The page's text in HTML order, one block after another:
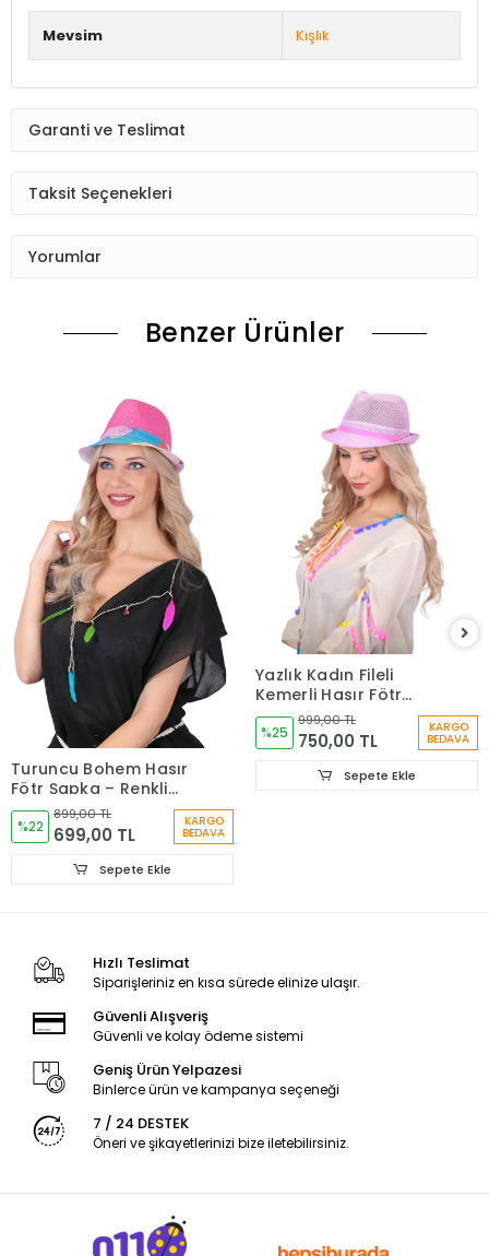
Mevsim Kışlık
Garanti ve Teslimat
Taksit Seçenekleri
Yorumlar
Benzer Ürünler
Turuncu Bohem Hasır
Fötr Şapka – Renkli
Etnik Şeritli Yazlık
Kadın Şapkası 6261
%22
899,00 TL
699,00 TL
KARGO
BEDAVA
Sepete Ekle
Yazlık Kadın Fileli
Kemerli Hasır Fötr
Şapka 6223
%25
999,00 TL
750,00 TL
KARGO
BEDAVA
Sepete Ekle
Hızlı Teslimat
Siparişleriniz en kısa sürede elinize ulaşır.
Güvenli Alışveriş
Güvenli ve kolay ödeme sistemi
Geniş Ürün Yelpazesi
Binlerce ürün ve kampanya seçeneği
7 / 24 DESTEK
Öneri ve şikayetlerinizi bize iletebilirsiniz.